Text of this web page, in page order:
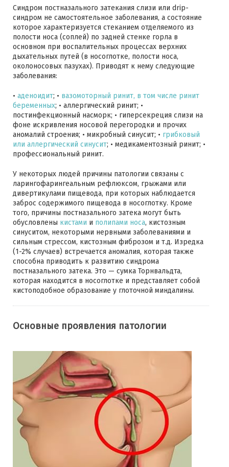
Синдром постназального затекания слизи или drip-
синдром не самостоятельное заболевания, а состояние
которое характеризуется стеканием отделяемого из
полости носа (соплей) по задней стенке горла в
основном при воспалительных процессах верхних
дыхательных путей (в носоглотке, полости носа,
околоносовых пазухах). Приводят к нему следующие
заболевания:
• аденоидит; • вазомоторный ринит, в том числе ринит
беременных; • аллергический ринит; •
постинфекционный насморк; • гиперсекреция слизи на
фоне искривления носовой перегородки и прочих
аномалий строения; • микробный синусит; • грибковый
или аллергический синусит; • медикаментозный ринит; •
профессиональный ринит.
У некоторых людей причины патологии связаны с
ларингофарингеальным рефлюксом, грыжами или
дивертикулами пищевода, при которых наблюдается
заброс содержимого пищевода в носоглотку. Кроме
того, причины постназального затека могут быть
обусловлены кистами и полипами носа, кистозным
синуситом, некоторыми нервными заболеваниями и
сильным стрессом, кистозным фиброзом и т.д. Изредка
(1-2% случаев) встречается аномалия, которая также
способна приводить к развитию синдрома
постназального затека. Это — сумка Торнвальдта,
которая находится в носоглотке и представляет собой
кистоподобное образование у глоточной миндалины.
Основные проявления патологии